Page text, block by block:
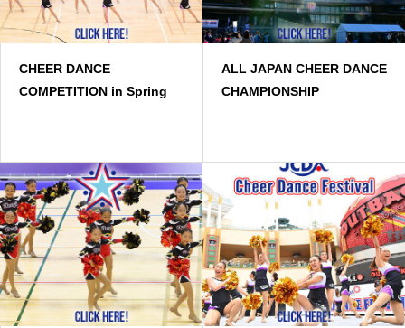
CHEER DANCE
COMPETITION in Spring
ALL JAPAN CHEER DANCE
CHAMPIONSHIP